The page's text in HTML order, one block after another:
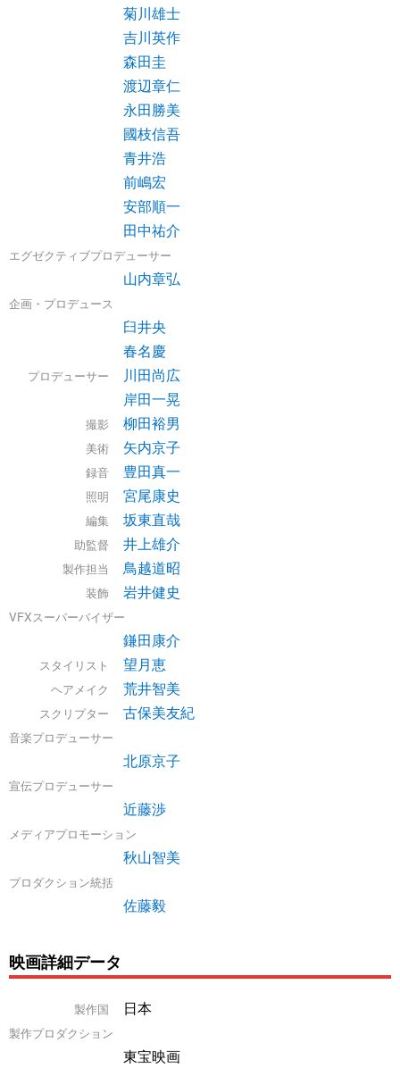
菊川雄士
吉川英作
森田圭
渡辺章仁
永田勝美
國枝信吾
青井浩
前嶋宏
安部順一
田中祐介
エグゼクティブプロデューサー
山内章弘
企画・プロデュース
臼井央
春名慶
プロデューサー
川田尚広
岸田一晃
撮影 柳田裕男
美術 矢内京子
録音 豊田真一
照明 宮尾康史
編集 坂東直哉
助監督 井上雄介
製作担当 鳥越道昭
装飾 岩井健史
VFXスーパーバイザー
鎌田康介
スタイリスト 望月恵
ヘアメイク 荒井智美
スクリプター 古保美友紀
音楽プロデューサー
北原京子
宣伝プロデューサー
近藤渉
メディアプロモーション
秋山智美
プロダクション統括
佐藤毅
映画詳細データ
製作国 日本
製作プロダクション
東宝映画